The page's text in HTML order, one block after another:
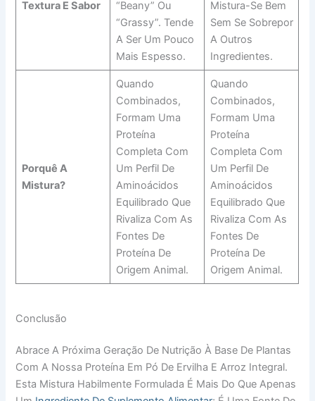
Textura E Sabor
“beany” Ou
“grassy”. Tende
A Ser Um Pouco
Mais Espesso.
Mistura-Se Bem
Sem Se Sobrepor
A Outros
Ingredientes.
Porquê A
Mistura?
Quando
Combinados,
Formam Uma
Proteína
Completa Com
Um Perfil De
Aminoácidos
Equilibrado Que
Rivaliza Com As
Fontes De
Proteína De
Origem Animal.
Quando
Combinados,
Formam Uma
Proteína
Completa Com
Um Perfil De
Aminoácidos
Equilibrado Que
Rivaliza Com As
Fontes De
Proteína De
Origem Animal.
Conclusão
Abrace A Próxima Geração De Nutrição À Base De Plantas
Com A Nossa Proteína Em Pó De Ervilha E Arroz Integral.
Esta Mistura Habilmente Formulada É Mais Do Que Apenas